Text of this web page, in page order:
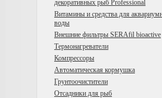
декоративных рыб Professional
Витамины и средства для
воды
Внешние фильтры SERAfil bioactive
Tермонагреватели
Компрессоры
Автоматическая кормушка
Грунтоочистители
Отсадники для рыб